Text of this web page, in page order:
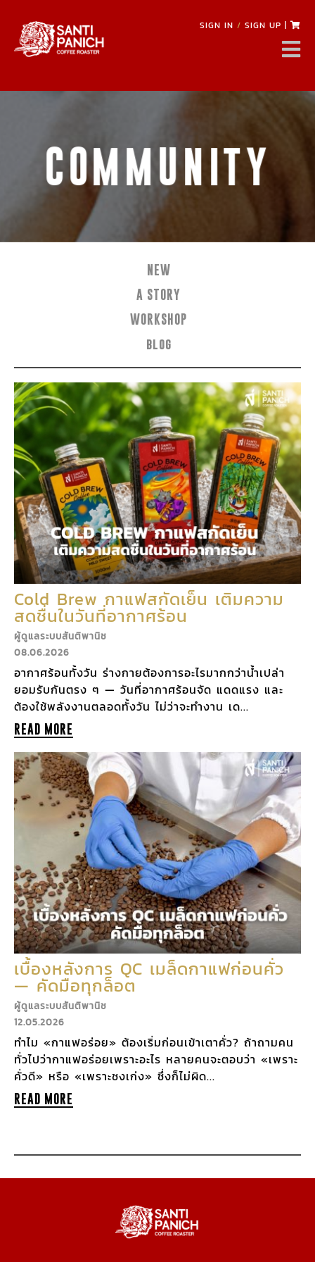
SIGN IN / SIGN UP |
COMMUNITY
NEW
A STORY
WORKSHOP
blog
Cold Brew กาแฟสกัดเย็น เติมความ
สดชื่นในวันที่อากาศร้อน
ผู้ดูแลระบบสันติพานิช
08.06.2026
อากาศร้อนทั้งวัน ร่างกายต้องการอะไรมากกว่าน้ำเปล่า
ยอมรับกันตรง ๆ — วันที่อากาศร้อนจัด แดดแรง และ
ต้องใช้พลังงานตลอดทั้งวัน ไม่ว่าจะทำงาน เด...
READ MORE
เบื้องหลังการ QC เมล็ดกาแฟก่อนคั่ว
— คัดมือทุกล็อต
ผู้ดูแลระบบสันติพานิช
12.05.2026
ทำไม «กาแฟอร่อย» ต้องเริ่มก่อนเข้าเตาคั่ว? ถ้าถามคน
ทั่วไปว่ากาแฟอร่อยเพราะอะไร หลายคนจะตอบว่า «เพราะ
คั่วดี» หรือ «เพราะชงเก่ง» ซึ่งก็ไม่ผิด...
READ MORE